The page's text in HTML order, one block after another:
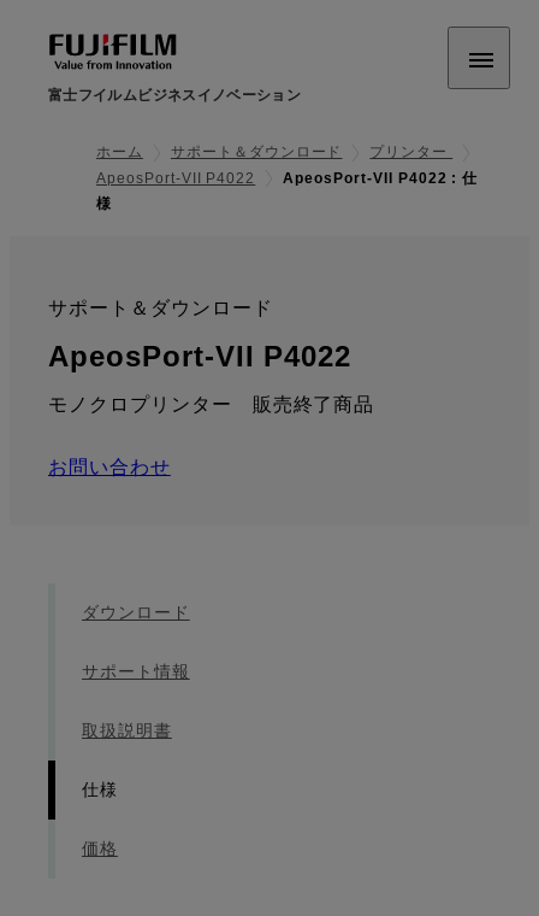
富士フイルムビジネスイノベーション
ホーム サポート＆ダウンロード
プリンター
ApeosPort-VII P4022
ApeosPort-VII P4022 : 仕
様
サポート＆ダウンロード
:
ApeosPort-VII P4022
モノクロプリンター 販売終了商品
お問い合わせ
ダウンロード
サポート情報
取扱説明書
仕様
価格